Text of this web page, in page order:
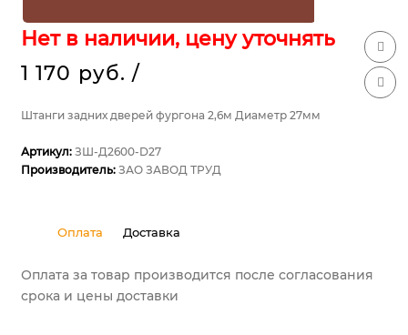
Нет в наличии, цену уточнять
1 170 руб. /
Штанги задних дверей фургона 2,6м Диаметр 27мм
Артикул: ЗШ-Д2600-D27
Производитель: ЗАО ЗАВОД ТРУД
Оплата Доставка
Оплата за товар производится после согласования
срока и цены доставки